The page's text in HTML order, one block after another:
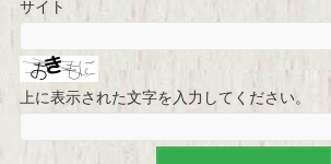
サイト
上に表示された文字を入力してください。